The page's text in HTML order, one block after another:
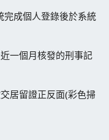
成個人登錄後於系統
一個月核發的刑事記
居留證正反面(彩色掃